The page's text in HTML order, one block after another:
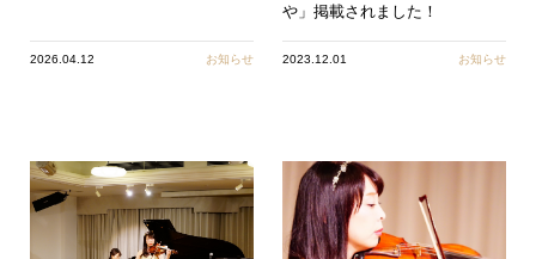
2026.04.12 お知らせ
や」掲載されました！
2023.12.01 お知らせ